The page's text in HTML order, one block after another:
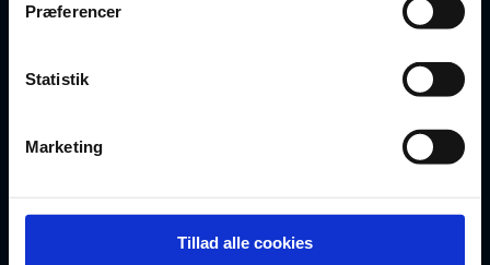
Præferencer
Statistik
Marketing
Tillad alle cookies
Opret gratis profil
Vælg abonnement